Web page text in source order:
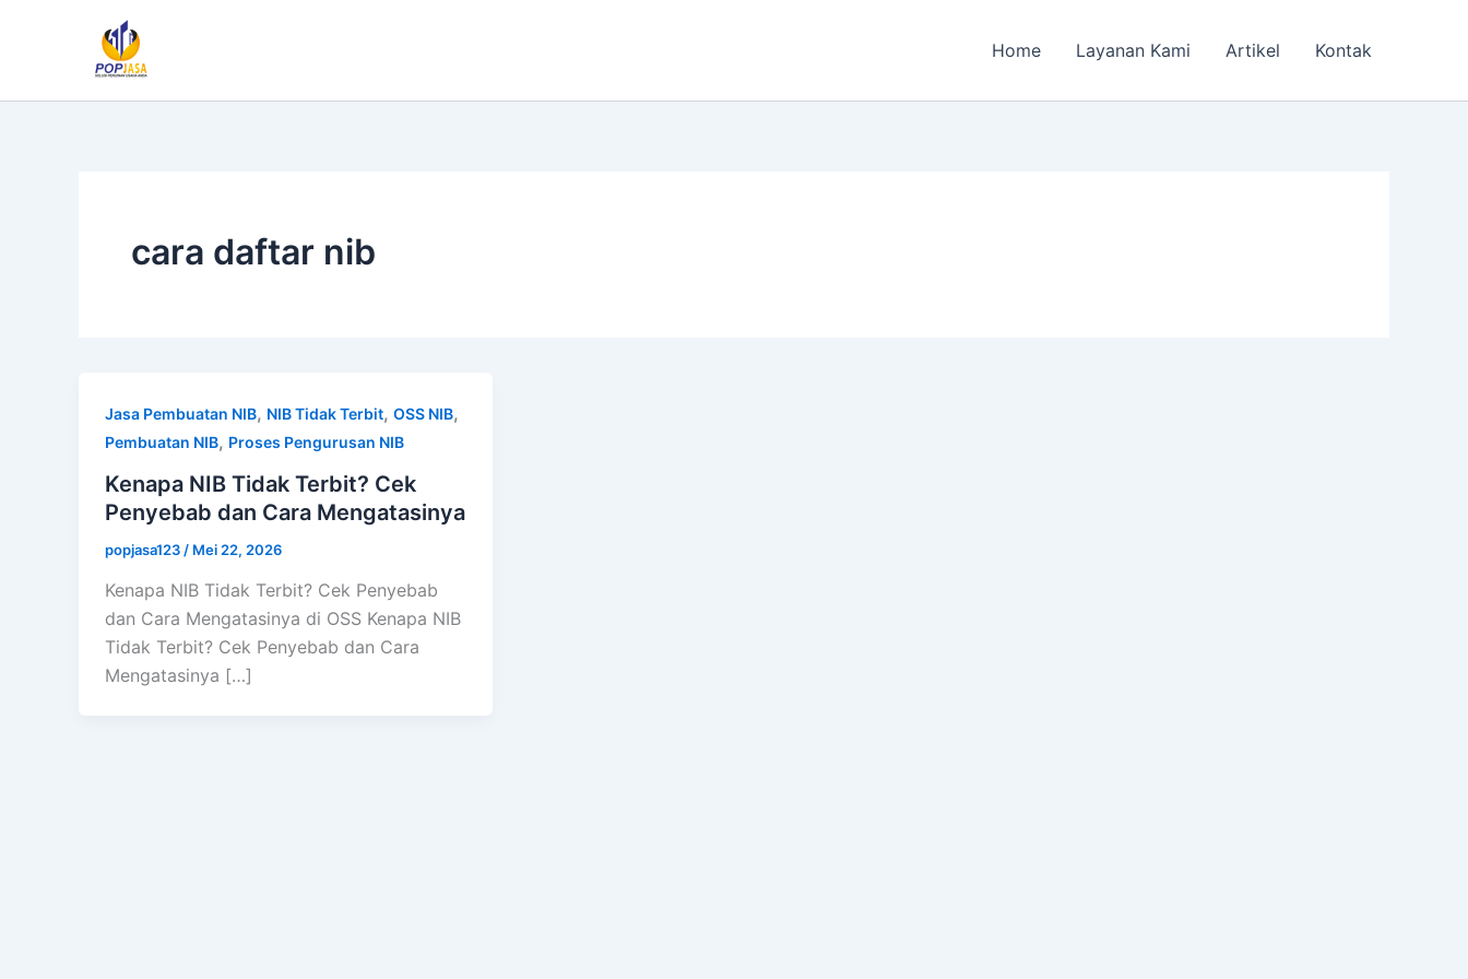
Home Layanan Kami Artikel Kontak
cara daftar nib
Jasa Pembuatan NIB, NIB Tidak Terbit, OSS NIB,
Pembuatan NIB, Proses Pengurusan NIB
Kenapa NIB Tidak Terbit? Cek
Penyebab dan Cara Mengatasinya
popjasa123 / Mei 22, 2026
Kenapa NIB Tidak Terbit? Cek Penyebab
dan Cara Mengatasinya di OSS Kenapa NIB
Tidak Terbit? Cek Penyebab dan Cara
Mengatasinya […]